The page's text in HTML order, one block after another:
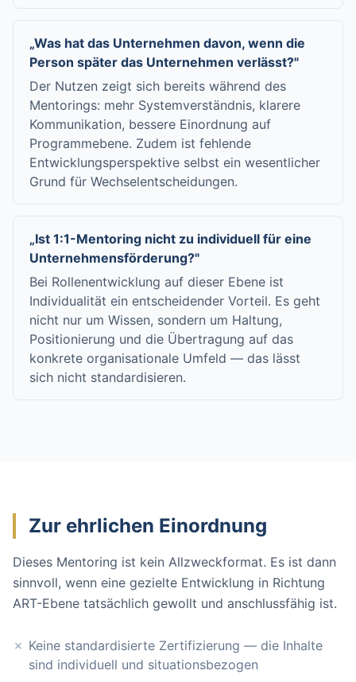
„Was hat das Unternehmen davon, wenn die
Person später das Unternehmen verlässt?"
Der Nutzen zeigt sich bereits während des
Mentorings: mehr Systemverständnis, klarere
Kommunikation, bessere Einordnung auf
Programmebene. Zudem ist fehlende
Entwicklungsperspektive selbst ein wesentlicher
Grund für Wechselentscheidungen.
„Ist 1:1-Mentoring nicht zu individuell für eine
Unternehmensförderung?"
Bei Rollenentwicklung auf dieser Ebene ist
Individualität ein entscheidender Vorteil. Es geht
nicht nur um Wissen, sondern um Haltung,
Positionierung und die Übertragung auf das
konkrete organisationale Umfeld — das lässt
sich nicht standardisieren.
Zur ehrlichen Einordnung
Dieses Mentoring ist kein Allzweckformat. Es ist dann
sinnvoll, wenn eine gezielte Entwicklung in Richtung
ART-Ebene tatsächlich gewollt und anschlussfähig ist.
Keine standardisierte Zertifizierung — die Inhalte
sind individuell und situationsbezogen